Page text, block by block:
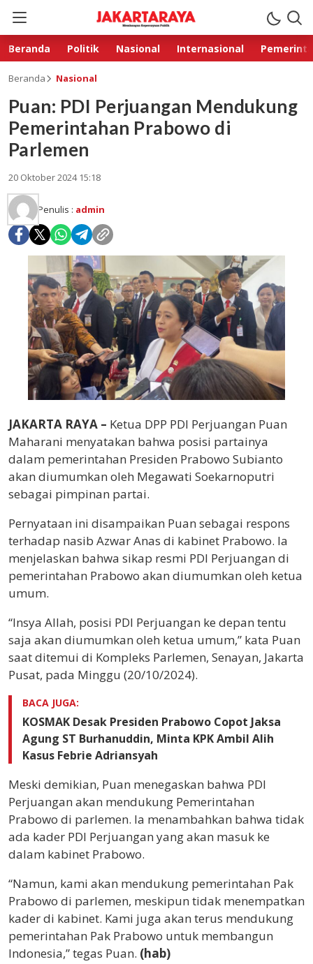
Beranda Politik Nasional Internasional
Beranda Nasional
Puan: PDI Perjuangan Mendukung
Pemerintahan Prabowo di
Parlemen
20 Oktober 2024 15:18
Penulis : admin
JAKARTA RAYA – Ketua DPP PDI Perjuangan Puan
Maharani menyatakan bahwa posisi partainya
dalam pemerintahan Presiden Prabowo Subianto
akan diumumkan oleh Megawati Soekarnoputri
sebagai pimpinan partai.
Pernyataan ini disampaikan Puan sebagai respons
terhadap nasib Azwar Anas di kabinet Prabowo. Ia
menjelaskan bahwa sikap resmi PDI Perjuangan di
pemerintahan Prabowo akan diumumkan oleh ketua
umum.
“Insya Allah, posisi PDI Perjuangan ke depan tentu
saja akan diumumkan oleh ketua umum,” kata Puan
saat ditemui di Kompleks Parlemen, Senayan, Jakarta
Pusat, pada Minggu (20/10/2024).
BACA JUGA:
KOSMAK Desak Presiden Prabowo Copot Jaksa
Agung ST Burhanuddin, Minta KPK Ambil Alih
Kasus Febrie Adriansyah
Meski demikian, Puan menegaskan bahwa PDI
Perjuangan akan mendukung Pemerintahan
Prabowo di parlemen. Ia menambahkan bahwa tidak
ada kader PDI Perjuangan yang akan masuk ke
dalam kabinet Prabowo.
“Namun, kami akan mendukung pemerintahan Pak
Prabowo di parlemen, meskipun tidak menempatkan
kader di kabinet. Kami juga akan terus mendukung
pemerintahan Pak Prabowo untuk membangun
Indonesia,” tegas Puan. (hab)